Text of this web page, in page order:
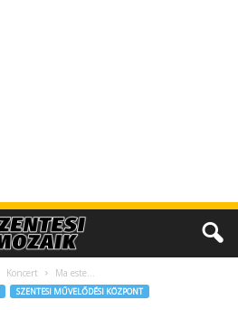
Koncert Ma este…
SZENTESI MŰVELŐDÉSI KÖZPONT